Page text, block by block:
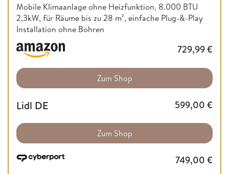
Mobile Klimaanlage ohne Heizfunktion, 8.000 BTU
2,3kW, für Räume bis zu 28 m², einfache Plug-&-Play
Installation ohne Bohren
729,99€
Zum Shop
Lidl DE 599,00 €
Zum Shop
749,00 €